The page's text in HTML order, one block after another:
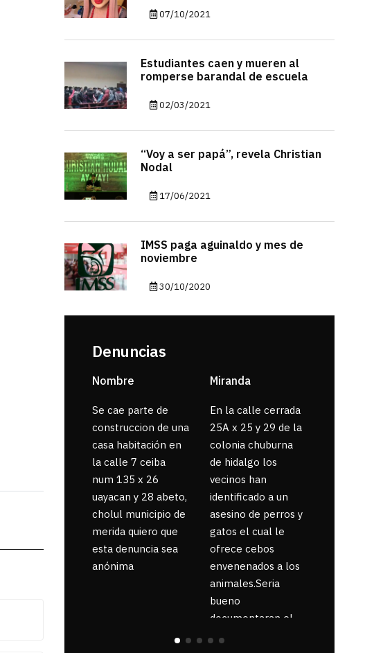
07/10/2021
Estudiantes caen y mueren al
romperse barandal de escuela
02/03/2021
“Voy a ser papá”, revela Christian
Nodal
17/06/2021
IMSS paga aguinaldo y mes de
noviembre
30/10/2020
Denuncias
Nombre
Se cae parte de
construccion de una
casa habitación en
la calle 7 ceiba
num 135 x 26
uayacan y 28 abeto,
cholul municipio de
merida quiero que
esta denuncia sea
anónima
Miranda
En la calle cerrada
25A x 25 y 29 de la
colonia chuburna
de hidalgo los
vecinos han
identificado a un
asesino de perros y
gatos el cual le
ofrece cebos
envenenados a los
animales.Seria
bueno
documentaran el
suceso ya que la